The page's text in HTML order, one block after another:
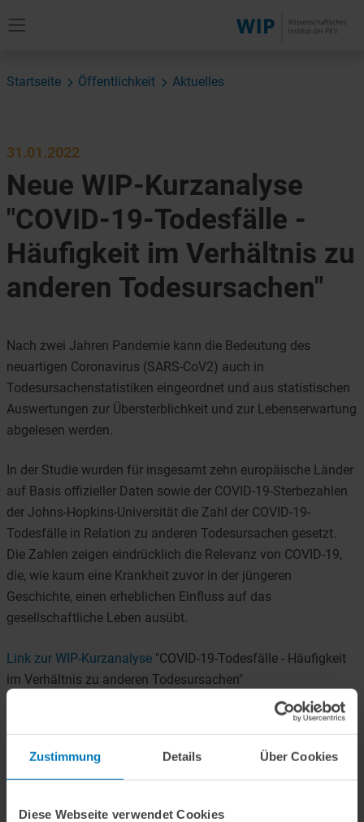
Zustimmung Details Über Cookies
Diese Webseite verwendet Cookies
Startseite Öffentlichkeit Aktuelles
Neue WIP-Kurzanalyse
"COVID-19-Todesfälle -
Häufigkeit im Verhältnis zu
anderen Todesursachen"
31.01.2022
Nach zwei Jahren Pandemie kann die Bedeutung des
neuartigen Coronavirus (SARS-CoV2) auch in
Todesursachenstatistiken eingeordnet und aus statistischen
Auswertungen zur Übersterblichkeit und zur Lebenserwartung
abgelesen werden.
In der Studie wurden für insgesamt zehn europäische Länder
auf Basis offizieller Daten sowie der COVID-19-Sterbezahlen
der Johns-Hopkins-Universität die Zahl der COVID-19-
Todesfälle in Relation zu anderen Todesursachen gesetzt.
Die Zahlen zeigen eindrücklich die Relevanz von COVID-19,
die, wie kaum eine Krankheit zuvor in der jüngeren
Geschichte, einen erheblichen Einfluss auf das
gesellschaftliche Leben ausübt.
Link zur WIP-Kurzanalyse "COVID-19-Todesfälle - Häufigkeit
im Verhältnis zu anderen Todesursachen"
Weitere Informationen